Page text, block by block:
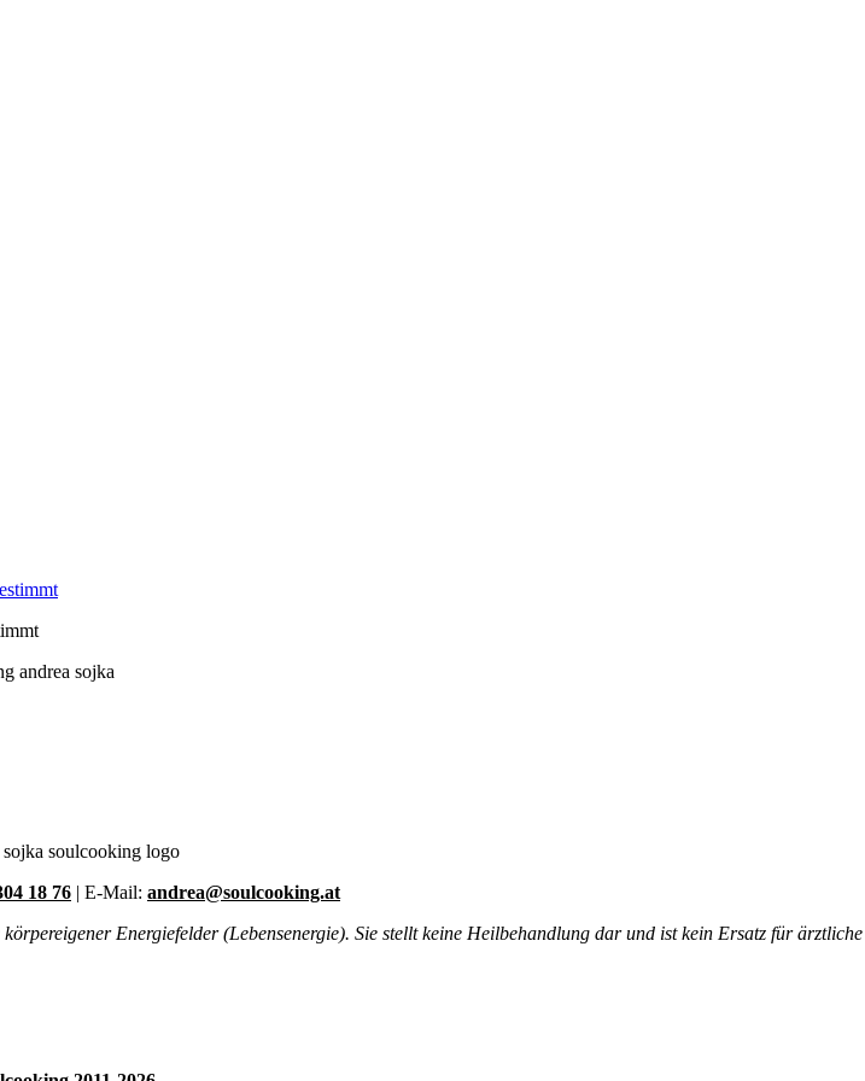
andrea sojka
18 76 | E-Mail: andrea@soulcooking.at
Energiefelder (Lebensenergie). Sie stellt keine Heilbehandlung dar und ist kein Ersatz für ärztliche